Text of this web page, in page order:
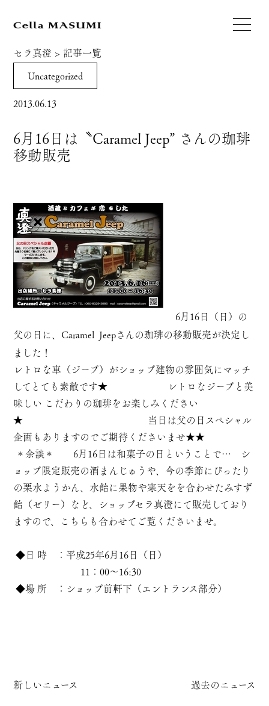
セラ真澄 > 記事一覧
Uncategorized
2013.06.13
6月16日は〝Caramel Jeep” さんの珈琲
移動販売
6月16日（日）の
父の日に、 Caramel Jeepさんの珈琲の移動販売が決定し
ました！
レトロな車（ジープ）がショップ建物の雰囲気にマッチ
してとても素敵です★ レトロなジープと美
味しい こだわりの珈琲をお楽しみください
★ 当日は父の日スペシャル
企画もありますのでご期待くださいませ★★
＊余談＊ 6月16日は和菓子の日ということで… シ
ョップ限定販売の酒まんじゅうや、今の季節にぴったり
の栗水ようかん、水飴に果物や寒天をを合わせたみすず
飴（ゼリー）など、ショップセラ真澄にて販売しており
ますので、こちらも合わせてご覧くださいませ。
◆日 時 ：平成25年6月16日（日）
11：00～16:30
◆場 所 ：ショップ前軒下（エントランス部分）
新しいニュース 過去のニュース